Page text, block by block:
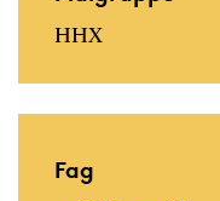
HHX
Fag